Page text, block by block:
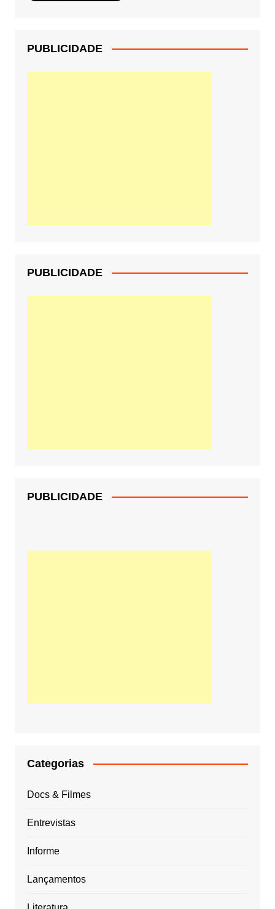
PUBLICIDADE
PUBLICIDADE
PUBLICIDADE
Categorias
Docs & Filmes
Entrevistas
Informe
Lançamentos